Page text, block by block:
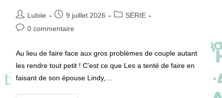
Auteur/autrice
de
Lubiie
Publication
publiée :
9 juillet 2026
PostSÉRIE
Commentaires
0 commentaire
Au lieu de faire face aux gros problèmes de couple autant
les rendre tout petit ! C'est ce que Les a tenté de faire en
faisant de son épouse Lindy,…